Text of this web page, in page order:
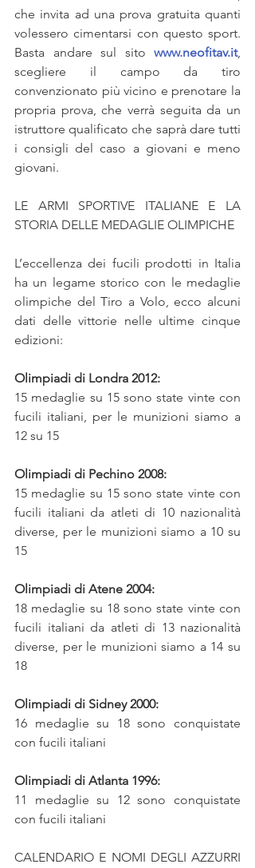
che invita ad una prova gratuita quanti
volessero cimentarsi con questo sport.
Basta andare sul sito www.neofitav.it,
scegliere il campo da tiro
convenzionato più vicino e prenotare la
propria prova, che verrà seguita da un
istruttore qualificato che saprà dare tutti
i consigli del caso a giovani e meno
giovani.
LE ARMI SPORTIVE ITALIANE E LA
STORIA DELLE MEDAGLIE OLIMPICHE
L’eccellenza dei fucili prodotti in Italia
ha un legame storico con le medaglie
olimpiche del Tiro a Volo, ecco alcuni
dati delle vittorie nelle ultime cinque
edizioni:
Olimpiadi di Londra 2012:
15 medaglie su 15 sono state vinte con
fucili italiani, per le munizioni siamo a
12 su 15
Olimpiadi di Pechino 2008:
15 medaglie su 15 sono state vinte con
fucili italiani da atleti di 10 nazionalità
diverse, per le munizioni siamo a 10 su
15
Olimpiadi di Atene 2004:
18 medaglie su 18 sono state vinte con
fucili italiani da atleti di 13 nazionalità
diverse, per le munizioni siamo a 14 su
18
Olimpiadi di Sidney 2000:
16 medaglie su 18 sono conquistate
con fucili italiani
Olimpiadi di Atlanta 1996:
11 medaglie su 12 sono conquistate
con fucili italiani
CALENDARIO E NOMI DEGLI AZZURRI